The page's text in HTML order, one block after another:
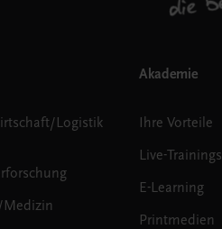
Logistik
Akademie
Ihre Vorteile
Live-Trainings
E-Learning
Printmedien